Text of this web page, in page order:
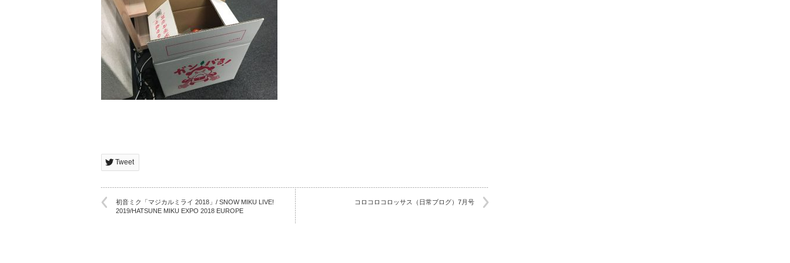
Tweet
初音ミク「マジカルミライ 2018」/ SNOW MIKU LIVE!
2019/HATSUNE MIKU EXPO 2018 EUROPE
コロコロコロッサス（日常ブログ）7月号